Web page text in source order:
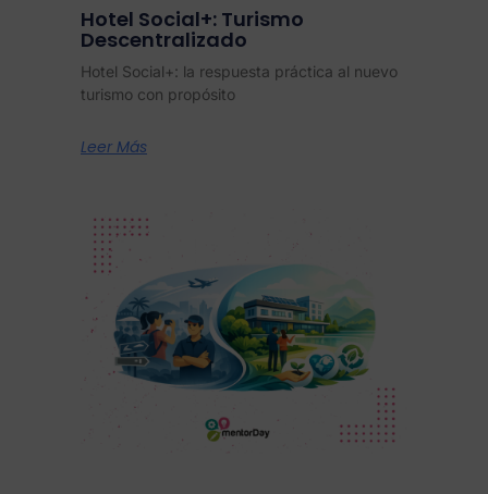
Hotel Social+: Turismo
Descentralizado
Hotel Social+: la respuesta práctica al nuevo
turismo con propósito
Leer Más